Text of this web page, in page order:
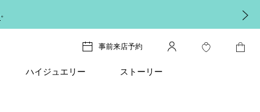
。
事前来店予約
ハイジュエリー ストーリー